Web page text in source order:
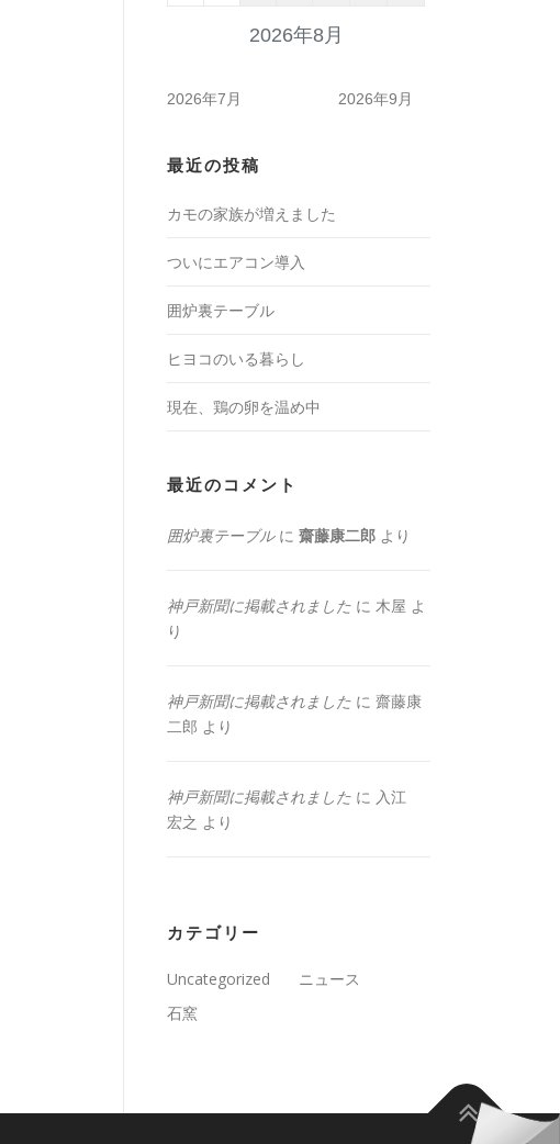
2026年8月
2026年7月 2026年9月
最近の投稿
カモの家族が増えました
ついにエアコン導入
囲炉裏テーブル
ヒヨコのいる暮らし
現在、鶏の卵を温め中
最近のコメント
囲炉裏テーブルに 齋藤康二郎 より
神戸新聞に掲載されました に 木屋 よ
り
神戸新聞に掲載されました に 齋藤康
二郎 より
神戸新聞に掲載されました に 入江
宏之 より
カテゴリー
Uncategorized
ニュース
石窯